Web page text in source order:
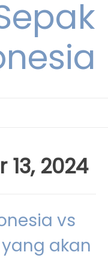
2024
vs
akan